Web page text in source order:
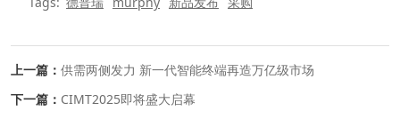
上一篇： 供需两侧发力 新一代智能终端再造万亿级市场
下一篇： CIMT2025即将盛大启幕